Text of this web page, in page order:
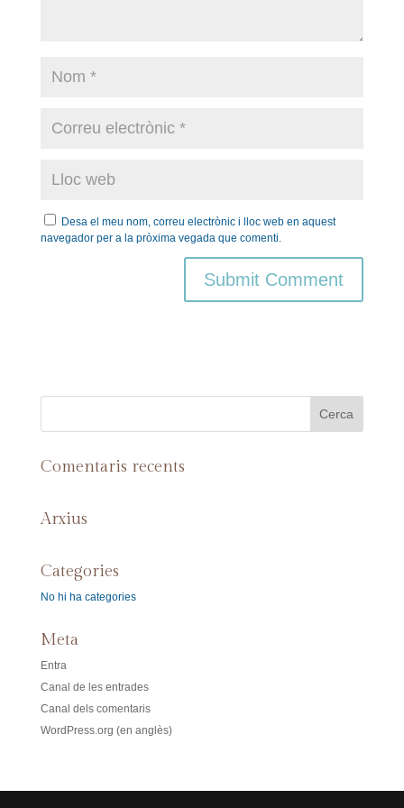
Desa el meu nom, correu electrònic i lloc web en aquest
navegador per a la pròxima vegada que comenti.
Comentaris recents
Arxius
Categories
No hi ha categories
Meta
Entra
Canal de les entrades
Canal dels comentaris
WordPress.org (en anglès)